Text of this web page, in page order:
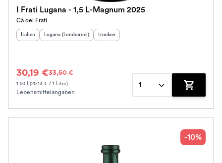
I Frati Lugana - 1,5 L-Magnum 2025
Cà dei Frati
Herkunftsland:
Italien Herkunftsregion:
Lugana (Lombardei) Geschmack
trocken
30,19 €33,50 €
1.50 l (20.13 € / 1 Liter)
Lebensmittelangaben
1
Zum
-10%